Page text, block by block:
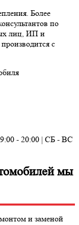
Более
по
лиц, ИП и
с
- 20:00 | СБ - ВС
мы
и заменой